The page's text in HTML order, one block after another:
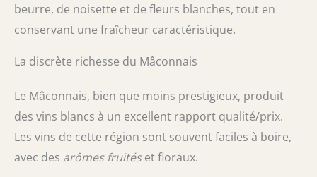
beurre, de noisette et de fleurs blanches, tout en
conservant une fraîcheur caractéristique.
La discrète richesse du Mâconnais
Le Mâconnais, bien que moins prestigieux, produit
des vins blancs à un excellent rapport qualité/prix.
Les vins de cette région sont souvent faciles à boire,
avec des arômes fruitéset floraux.